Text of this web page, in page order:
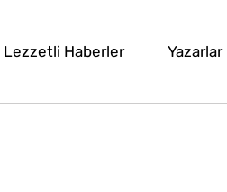
Lezzetli Haberler Yazarlar